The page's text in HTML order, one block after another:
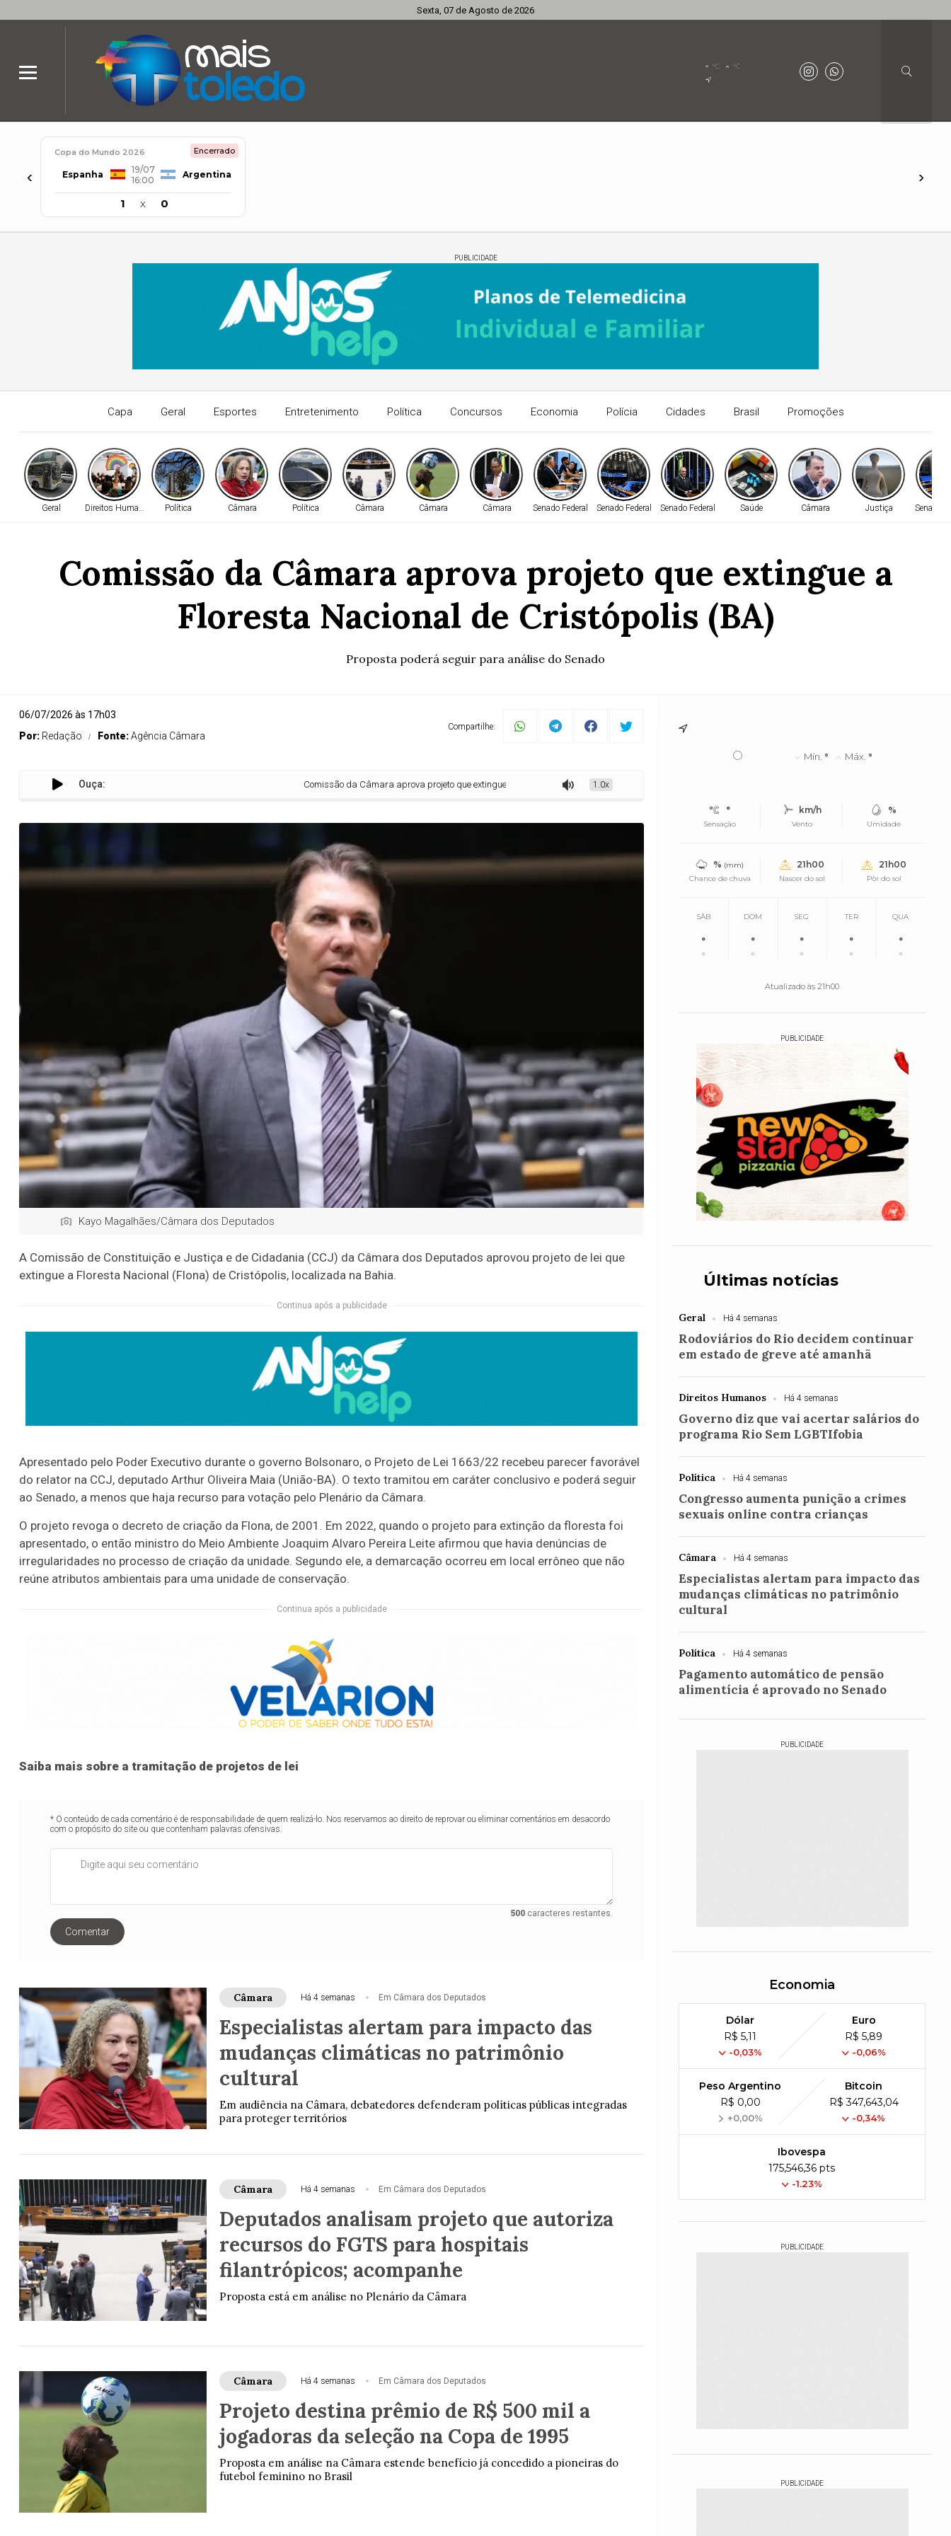
Sexta, 07 de Agosto de 2026
°C °C
‹
Copa do Mundo 2026 Encerrado
Espanha
19/07
16:00
Argentina
1 x 0
›
PUBLICIDADE
Capa Geral Esportes Entretenimento Política Concursos Economia Polícia Cidades Brasil Promoções
Geral Direitos Humanos Política Câmara Política Câmara Câmara Câmara Senado Federal Senado Federal Senado Federal Saúde Câmara Justiça Senado
Comissão da Câmara aprova projeto que extingue a
Floresta Nacional de Cristópolis (BA)
Proposta poderá seguir para análise do Senado
06/07/2026 às 17h03
Por: Redação Fonte:Agência Câmara
Compartilhe:
Ouça: Comissão da Câmara aprova projeto que extingue a Floresta Nacional de Cristópolis (BA)
1.0x
Kayo Magalhães/Câmara dos Deputados
A Comissão de Constituição e Justiça e de Cidadania (CCJ) da Câmara dos Deputados aprovou projeto de lei que
extingue a Floresta Nacional (Flona) de Cristópolis, localizada na Bahia.
Continua após a publicidade
Apresentado pelo Poder Executivo durante o governo Bolsonaro, o Projeto de Lei 1663/22 recebeu parecer favorável
do relator na CCJ, deputado Arthur Oliveira Maia (União-BA). O texto tramitou em caráter conclusivo e poderá seguir
ao Senado, a menos que haja recurso para votação pelo Plenário da Câmara.
O projeto revoga o decreto de criação da Flona, de 2001. Em 2022, quando o projeto para extinção da floresta foi
apresentado, o então ministro do Meio Ambiente Joaquim Alvaro Pereira Leite afirmou que havia denúncias de
irregularidades no processo de criação da unidade. Segundo ele, a demarcação ocorreu em local errôneo que não
reúne atributos ambientais para uma unidade de conservação.
Continua após a publicidade
Saiba mais sobre a tramitação de projetos de lei
* O conteúdo de cada comentário é de responsabilidade de quem realizá-lo. Nos reservamos ao direito de reprovar ou eliminar comentários em desacordo
com o propósito do site ou que contenham palavras ofensivas.
500caracteres restantes.
Comentar
Câmara Há 4 semanas Em Câmara dos Deputados
Especialistas alertam para impacto das
mudanças climáticas no patrimônio
cultural
Em audiência na Câmara, debatedores defenderam políticas públicas integradas
para proteger territórios
Câmara Há 4 semanas Em Câmara dos Deputados
Deputados analisam projeto que autoriza
recursos do FGTS para hospitais
filantrópicos; acompanhe
Proposta está em análise no Plenário da Câmara
Câmara Há 4 semanas Em Câmara dos Deputados
Projeto destina prêmio de R$ 500 mil a
jogadoras da seleção na Copa de 1995
Proposta em análise na Câmara estende benefício já concedido a pioneiras do
futebol feminino no Brasil
° Mín. ° Máx. °
°
Sensação
km/h
Vento
%
Umidade
% (mm)
Chance de chuva
21h00
Nascer do sol
21h00
Pôr do sol
SÁB
°
°
DOM
°
°
SEG
°
°
TER
°
°
QUA
°
°
Atualizado às 21h00
PUBLICIDADE
Últimas notícias
Geral Há 4 semanas
Rodoviários do Rio decidem continuar
em estado de greve até amanhã
Direitos Humanos Há 4 semanas
Governo diz que vai acertar salários do
programa Rio Sem LGBTIfobia
Política Há 4 semanas
Congresso aumenta punição a crimes
sexuais online contra crianças
Câmara Há 4 semanas
Especialistas alertam para impacto das
mudanças climáticas no patrimônio
cultural
Política Há 4 semanas
Pagamento automático de pensão
alimentícia é aprovado no Senado
PUBLICIDADE
Economia
Dólar
R$ 5,11
-0,03%
Euro
R$ 5,89
-0,06%
Peso Argentino
R$ 0,00
+0,00%
Bitcoin
R$ 347,643,04
-0,34%
Ibovespa
175,546,36 pts
-1.23%
PUBLICIDADE
PUBLICIDADE